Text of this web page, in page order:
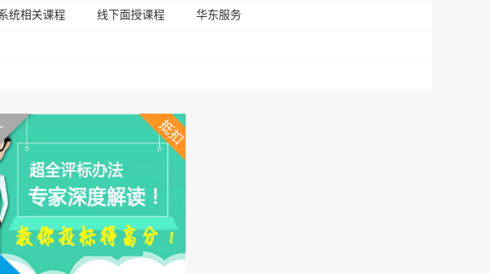
统相关课程 线下面授课程 华东服务